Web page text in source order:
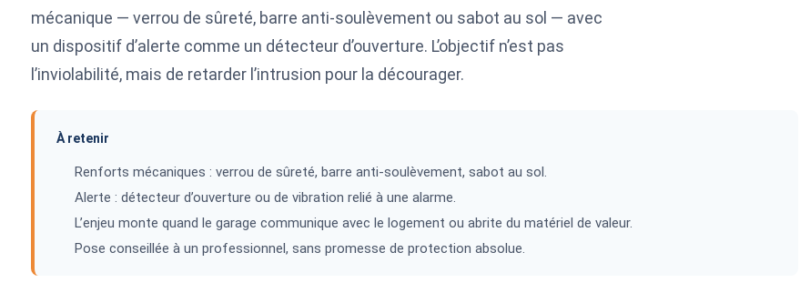
mécanique — verrou de sûreté, barre anti-soulèvement ou sabot au sol — avec
un dispositif d’alerte comme un détecteur d’ouverture. L’objectif n’est pas
l’inviolabilité, mais de retarder l’intrusion pour la décourager.
À retenir
Renforts mécaniques : verrou de sûreté, barre anti-soulèvement, sabot au sol.
Alerte : détecteur d’ouverture ou de vibration relié à une alarme.
L’enjeu monte quand le garage communique avec le logement ou abrite du matériel de valeur.
Pose conseillée à un professionnel, sans promesse de protection absolue.